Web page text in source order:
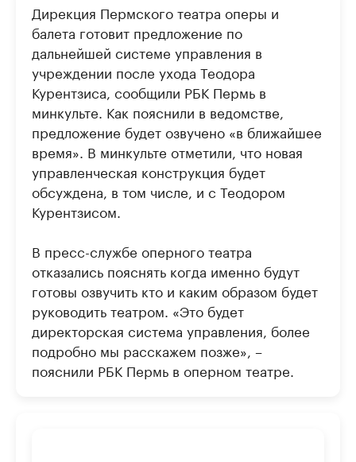
Дирекция Пермского театра оперы и
балета готовит предложение по
дальнейшей системе управления в
учреждении после ухода Теодора
Курентзиса, сообщили РБК Пермь в
минкульте. Как пояснили в ведомстве,
предложение будет озвучено «в ближайшее
время». В минкульте отметили, что новая
управленческая конструкция будет
обсуждена, в том числе, и с Теодором
Курентзисом.
В пресс-службе оперного театра
отказались пояснять когда именно будут
готовы озвучить кто и каким образом будет
руководить театром. «Это будет
директорская система управления, более
подробно мы расскажем позже», –
пояснили РБК Пермь в оперном театре.